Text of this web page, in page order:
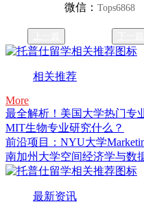
微信：Tops6868
相关推荐
More
最全解析！美国大学热门专
MIT生物专业研究什么？
前沿项目：NYU大学
南加州大学空间经济学与数
最新资讯